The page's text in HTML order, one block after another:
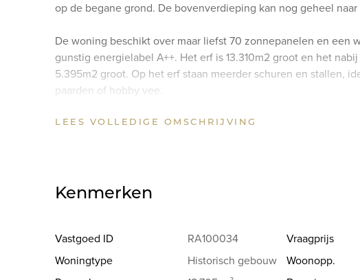
op de begane grond. De bovenverdieping kan nog geheel
De woning beschikt over maar liefst 70 zonnepanelen en een
gunstig energielabel A++. Het erf is 13.310m2 groot en het
5.395m2 groot. Op het erf staan meerder schuren en stallen,
paarden of hobby vee.
De woning ligt vrij in de Egmondermeer polder, op korte afstand
Indeling
eerste verdieping en naar de slaapvertrekken en toiletruimte
centrale hal komen we in de royale woonkamer van de stolp.
LEES VOLLEDIGE OMSCHRIJVING
Kenmerken
Vastgoed ID RA100034 Vraagprijs
Woningtype
Historisch gebouw Woonopp.